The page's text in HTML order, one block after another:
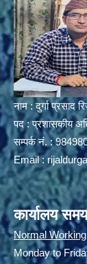
नाम : दुर्गा प्रसाद
पद : प्रशासकीय
सम्पर्क नं. :
Email :
कार्यालय समय
Normal
Monday to